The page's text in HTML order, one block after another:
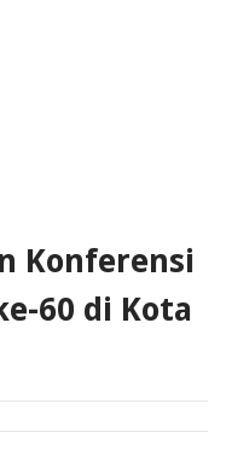
Konferensi
60 di Kota